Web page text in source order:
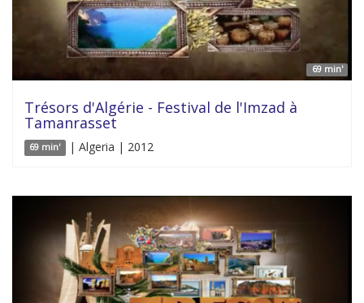
69 min'
Trésors d'Algérie - Festival de l'Imzad à
Tamanrasset
69 min' | Algeria | 2012